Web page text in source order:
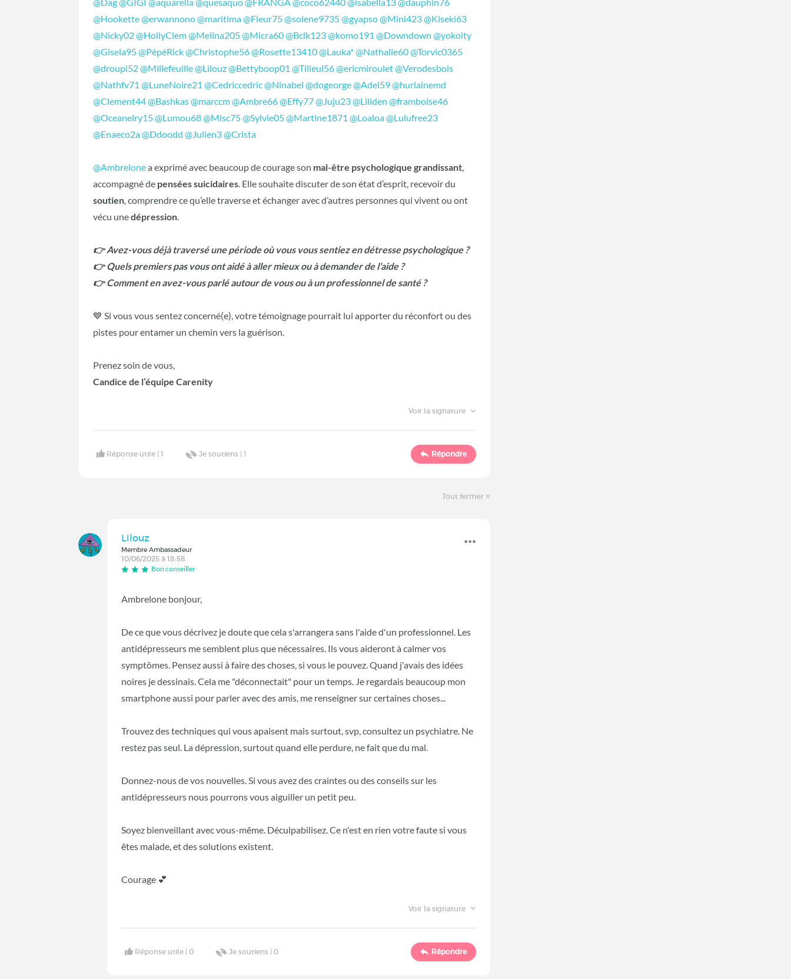
@Hookette@erwannono@maritima@Fleur75@solene9735@gyapso@Mini423@Kiseki63
@Nicky02@HollyClem@Melina205@Micra60@Bclk123@komo191 @Downdown @yokoity
@Gisela95@PépéRick@Christophe56@Rosette13410@Lauka*@Nathalie60@Torvic0365
@droupi52@Millefeuille@Lilouz@Bettyboop01 @Tilleul56@ericmiroulet@Verodesbois
@Nathfv71 @LuneNoire21 @Cedriccedric@Ninabel @dogeorge@Adel59@hurlainemd
@Clement44@Bashkas@marccm@Ambre66@Effy77@Juju23@Liliden @framboise46
@Oceanelry15@Lumou68@Misc75@Sylvie05@Martine1871 @Loaloa@Lulufree23
@Enaeco2a@Ddoodd @Julien3@Crista
@Ambrelonea exprimé avec beaucoup de courage son mal-être psychologique grandissant
accompagné de pensées suicidaires . Elle souhaite discuter de son état d’esprit, recevoir du
soutien , comprendre ce qu’elle traverse et échanger avec d’autres personnes qui vivent ou ont
vécu unedépression
👉 Avez-vous déjà traversé une période où vous vous sentiez en détresse psychologique ?
👉 Quels premiers pas vous ont aidé à aller mieux ou à demander de l’aide ?
👉 Comment en avez-vous parlé autour de vous ou à un professionnel de santé ?
💙 Si vous vous sentez concerné(e), votre témoignage pourrait lui apporter du réconfort ou des
pistes pour entamer un chemin vers la guérison.
Prenez soin de vous,
Candice de l’équipe Carenity
Voir la signature
Réponse utile |1 Je soutiens |1 Répondre
Tout fermer
Lilouz
Membre Ambassadeur
10/06/2025 à 18:58
Bon conseiller
Ambrelone bonjour,
De ce que vous décrivez je doute que cela s'arrangera sans l'aide d'un professionnel. Les
antidépresseurs me semblent plus que nécessaires. Ils vous aideront à calmer vos
symptômes. Pensez aussi à faire des choses, si vous le pouvez. Quand j'avais des idées
noires je dessinais. Cela me "déconnectait" pour un temps. Je regardais beaucoup mon
smartphone aussi pour parler avec des amis, me renseigner sur certaines choses...
Trouvez des techniques qui vous apaisent mais surtout, svp, consultez un psychiatre. Ne
restez pas seul. La dépression, surtout quand elle perdure, ne fait que du mal.
Donnez-nous de vos nouvelles. Si vous avez des craintes ou des conseils sur les
antidépresseurs nous pourrons vous aiguiller un petit peu.
Soyez bienveillant avec vous-même. Déculpabilisez. Ce n'est en rien votre faute si vous
êtes malade, et des solutions existent.
Courage 💕
Voir la signature
Réponse utile |0 Je soutiens |0 Répondre